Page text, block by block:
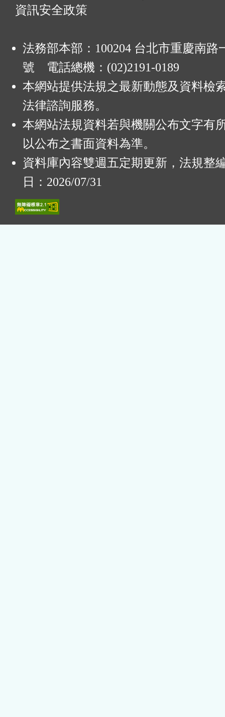
資訊安全政策
法務部本部：100204 台北市重慶南路
號 電話總機：(02)2191-0189
本網站提供法規之最新動態及資料檢
法律諮詢服務。
本網站法規資料若與機關公布文字有
以公布之書面資料為準。
資料庫內容雙週五定期更新，法規整
日：2026/07/31